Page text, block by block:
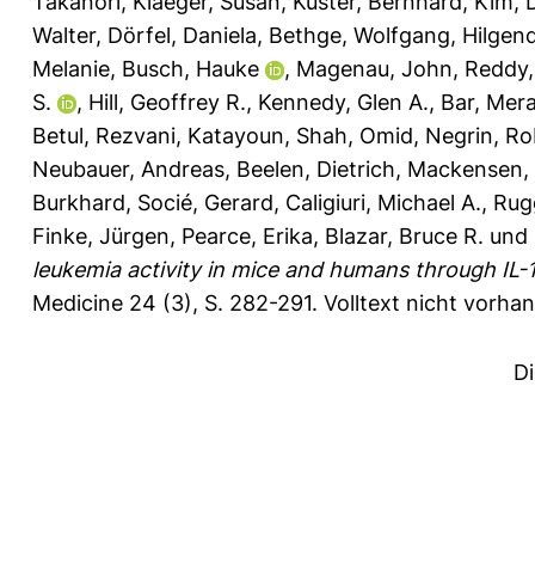
Walter, Dörfel, Daniela, Bethge, Wolfgang,
Melanie, Busch, Hauke , Magenau, John,
S.
, Hill, Geoffrey R., Kennedy, Glen A., Bar,
Betul, Rezvani, Katayoun, Shah, Omid, Negrin,
Neubauer, Andreas, Beelen, Dietrich,
Burkhard, Socié, Gerard, Caligiuri, Michael A.,
Finke, Jürgen, Pearce, Erika, Blazar, Bruce R. und
leukemia activity in mice and humans through
Medicine 24 (3), S. 282-291. Volltext nicht